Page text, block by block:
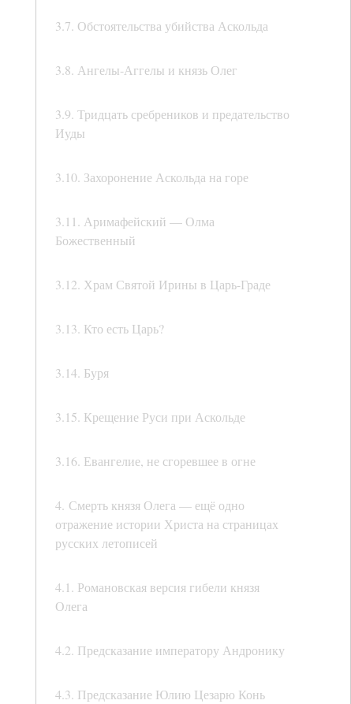
3.7. Обстоятельства убийства Аскольда
3.8. Ангелы-Аггелы и князь Олег
3.9. Тридцать сребреников и предательство
Иуды
3.10. Захоронение Аскольда на горе
3.11. Аримафейский — Олма
Божественный
3.12. Храм Святой Ирины в Царь-Граде
3.13. Кто есть Царь?
3.14. Буря
3.15. Крещение Руси при Аскольде
3.16. Евангелие, не сгоревшее в огне
4. Смерть князя Олега — ещё одно
отражение истории Христа на страницах
русских летописей
4.1. Романовская версия гибели князя
Олега
4.2. Предсказание императору Андронику
4.3. Предсказание Юлию Цезарю Конь